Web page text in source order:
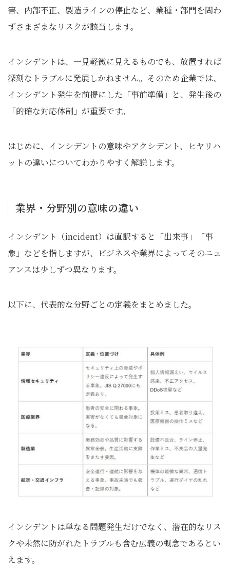
害、内部不正、製造ラインの停止など、業種・部門を問わ
ずさまざまなリスクが該当します。
インシデントは、一見軽微に見えるものでも、放置すれば
深刻なトラブルに発展しかねません。そのため企業では、
インシデント発生を前提にした「事前準備」と、発生後の
「的確な対応体制」が重要です。
はじめに、インシデントの意味やアクシデント、ヒヤリハ
ットの違いについてわかりやすく解説します。
業界・分野別の意味の違い
インシデント（incident）は直訳すると「出来事」「事
象」などを指しますが、ビジネスや業界によってそのニュ
アンスは少しずつ異なります。
以下に、代表的な分野ごとの定義をまとめました。
インシデントは単なる問題発生だけでなく、潜在的なリス
クや未然に防がれたトラブルも含む広義の概念であるとい
えます。